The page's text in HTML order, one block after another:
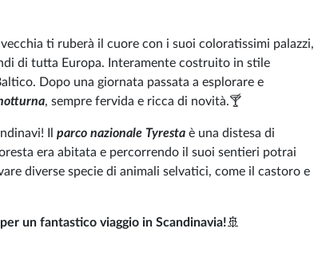
ti ruberà il cuore con i suoi coloratissimi palazzi,
di tutta Europa. Interamente costruito in stile
Dopo una giornata passata a esplorare e
, sempre fervida e ricca di novità.🍸
Il parco nazionale Tyresta è una distesa di
era abitata e percorrendo il suoi sentieri potrai
diverse specie di animali selvatici, come il castoro e
un fantastico viaggio in Scandinavia! 🚢